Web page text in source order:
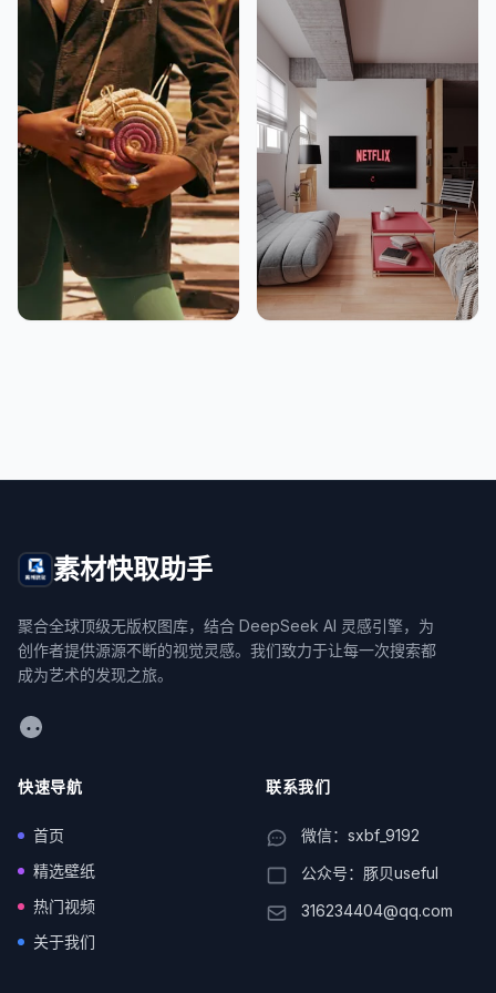
素材快取助手
聚合全球顶级无版权图库，结合 DeepSeek AI 灵感引擎，为
创作者提供源源不断的视觉灵感。我们致力于让每一次搜索都
成为艺术的发现之旅。
WeChat
快速导航
首页
精选壁纸
热门视频
关于我们
联系我们
微信：sxbf_9192
公众号：豚贝useful
316234404@qq.com